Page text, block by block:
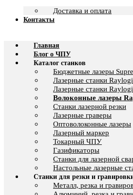
Доставка и оплата
Контакты
Главная
Блог о ЧПУ
Каталог станков
Бюджетные лазеры
Лазерные станки
Лазерные станки
Волоконные лазеры
Станки лазерной резки
Лазерные граверы
Оптоволоконные лазеры
Лазерный маркер
Токарный ЧПУ
Газификаторы
Cтанки для лазерной
Настольные лазерные
Станки для резки и
Металл, резка и